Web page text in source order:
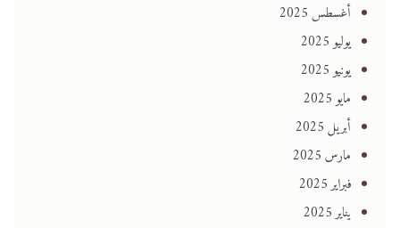
أغسطس 2025
يوليو 2025
يونيو 2025
مايو 2025
أبريل 2025
مارس 2025
فبراير 2025
يناير 2025